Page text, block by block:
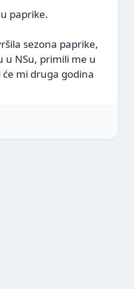
paprike.
sezona paprike,
u NSu, primili me u
mi druga godina